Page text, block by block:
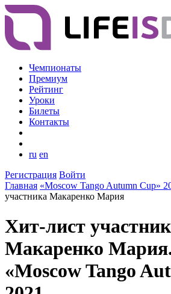
Чемпионаты
Премиум
Рейтинг
Уроки
Билеты
Контакты
ru en
Регистрация Войти
Главная «Moscow Tango Autumn Cup»
участника Макаренко Мария
Хит-лист
Макаренко
«Moscow Tango